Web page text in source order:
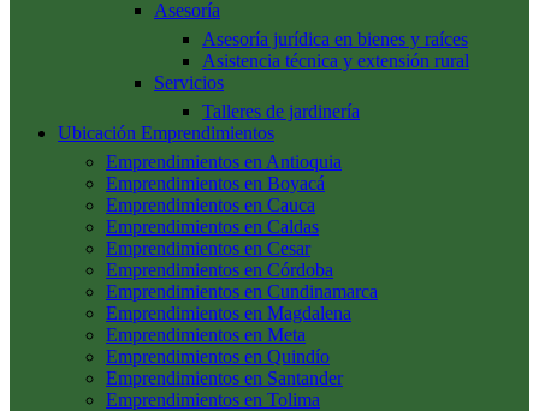
Asesoría
Asesoría jurídica en bienes y raíces
Asistencia técnica y extensión rural
Servicios
Talleres de jardinería
Ubicación Emprendimientos
Emprendimientos en Antioquia
Emprendimientos en Boyacá
Emprendimientos en Cauca
Emprendimientos en Caldas
Emprendimientos en Cesar
Emprendimientos en Córdoba
Emprendimientos en Cundinamarca
Emprendimientos en Magdalena
Emprendimientos en Meta
Emprendimientos en Quindío
Emprendimientos en Santander
Emprendimientos en Tolima